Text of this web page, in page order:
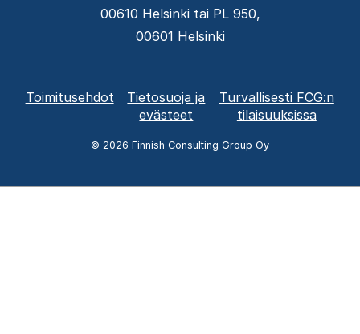
00610 Helsinki tai PL 950,
00601 Helsinki
Alatunnisteen
Toimitusehdot
Tietosuoja ja
evästeet
Turvallisesti FCG:n
tilaisuuksissa
© 2026 Finnish Consulting Group Oy